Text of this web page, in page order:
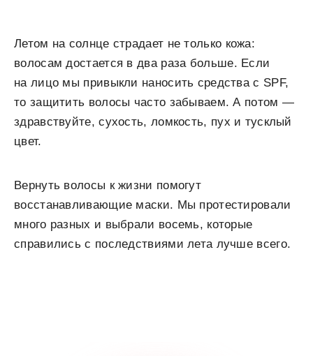
Летом на солнце страдает не только кожа:
волосам достается в два раза больше. Если
на лицо мы привыкли наносить средства с SPF,
то защитить волосы часто забываем. А потом —
здравствуйте, сухость, ломкость, пух и тусклый
цвет.
Вернуть волосы к жизни помогут
восстанавливающие маски. Мы протестировали
много разных и выбрали восемь, которые
справились с последствиями лета лучше всего.